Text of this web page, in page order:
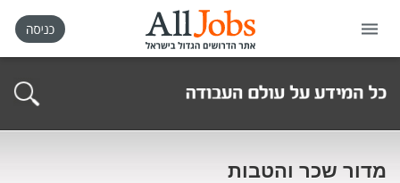
דף הבית
מדור שכר והטבות